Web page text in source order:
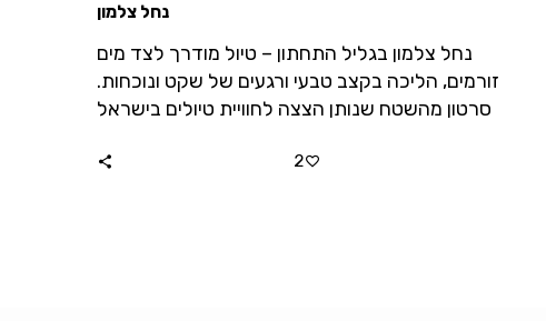
נחל צלמון
נחל צלמון בגליל התחתון – טיול מודרך לצד מים
זורמים, הליכה בקצב טבעי ורגעים של שקט ונוכחות.
סרטון מהשטח שנותן הצצה לחוויית טיולים בישראל
2